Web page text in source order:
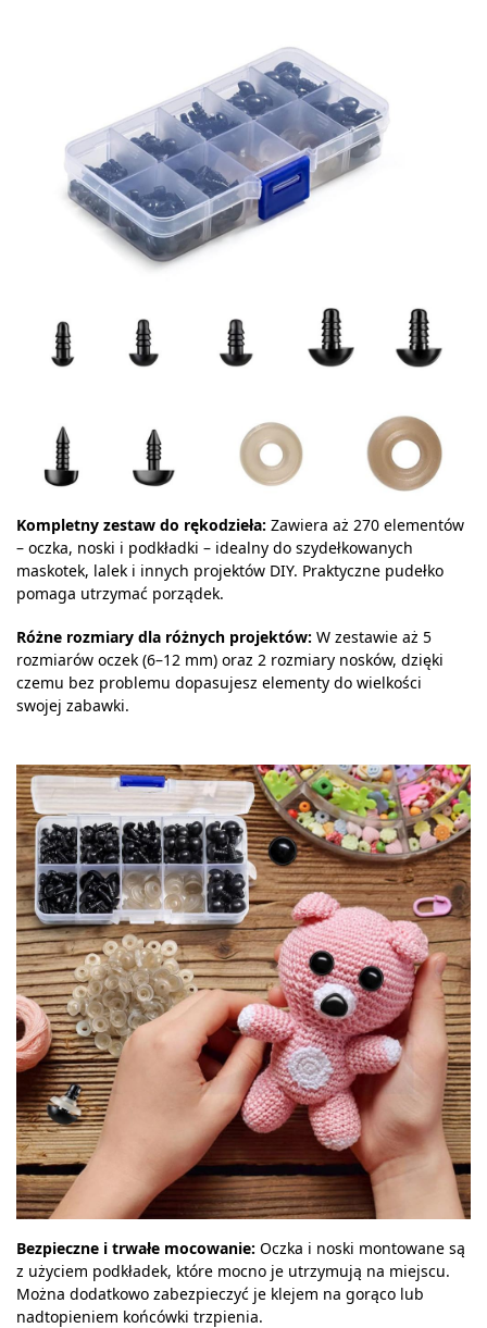
Kompletny zestaw do rękodzieła: Zawiera aż 270 elementów
– oczka, noski i podkładki – idealny do szydełkowanych
maskotek, lalek i innych projektów DIY. Praktyczne pudełko
pomaga utrzymać porządek.
Różne rozmiary dla różnych projektów: W zestawie aż 5
rozmiarów oczek (6–12 mm) oraz 2 rozmiary nosków, dzięki
czemu bez problemu dopasujesz elementy do wielkości
swojej zabawki.
Bezpieczne i trwałe mocowanie: Oczka i noski montowane są
z użyciem podkładek, które mocno je utrzymują na miejscu.
Można dodatkowo zabezpieczyć je klejem na gorąco lub
nadtopieniem końcówki trzpienia.